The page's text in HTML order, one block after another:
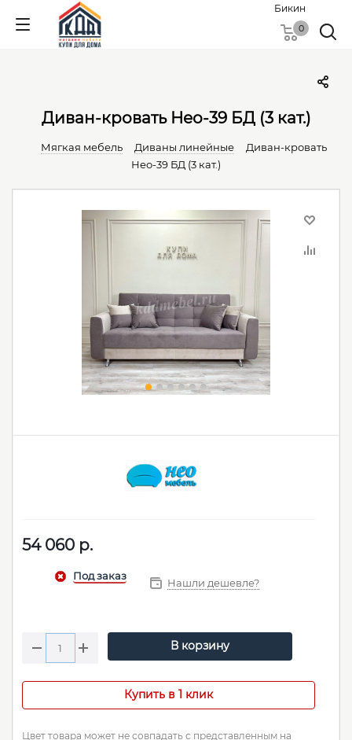
Бикин
0
Диван-кровать Нео-39 БД (3 кат.)
Мягкая мебель Диваны линейные
Диван-кровать
Нео-39 БД (3 кат.)
54 060 р.
Нашли дешевле?
В корзину
Купить в 1 клик
Цвет товара может не совпадать с представленным на